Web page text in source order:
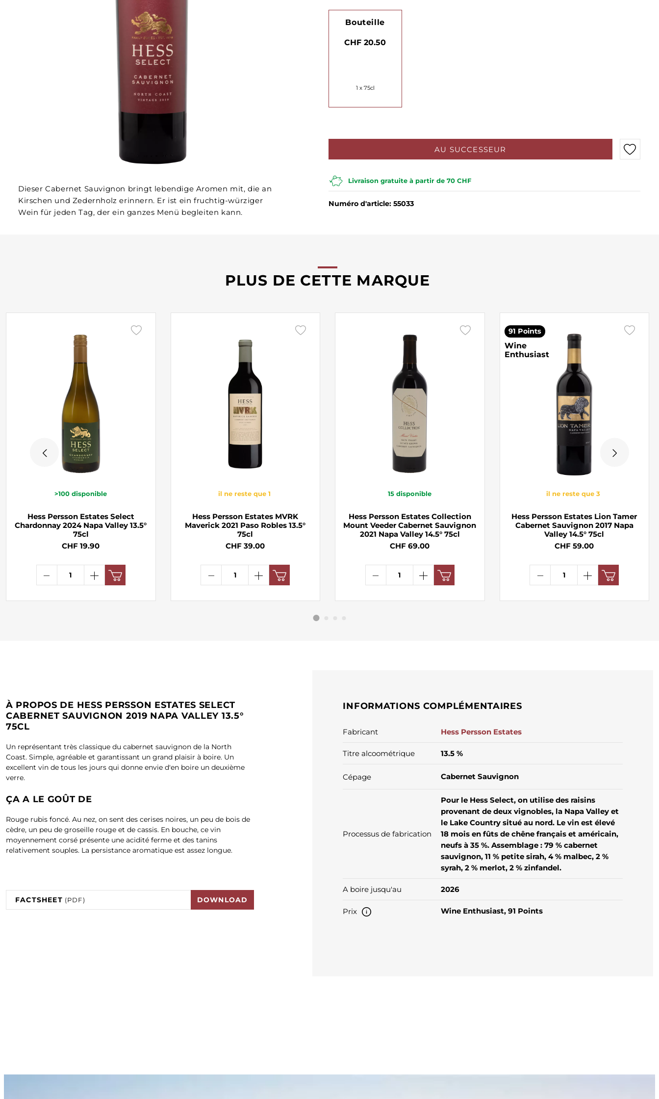
Dieser Cabernet Sauvignon bringt lebendige Aromen mit, die an
Kirschen und Zedernholz erinnern. Er ist ein fruchtig-würziger
Wein für jeden Tag, der ein ganzes Menü begleiten kann.
Bouteille
CHF 20.50
1 x 75cl
AU SUCCESSEUR
Livraison gratuite à partir de 70 CHF
Numéro d'article: 55033
PLUS DE CETTE MARQUE
>100 disponible
Hess Persson Estates Select
Chardonnay 2024 Napa Valley 13.5°
75cl
CHF 19.90
il ne reste que 1
Hess Persson Estates MVRK
Maverick 2021 Paso Robles 13.5°
75cl
CHF 39.00
15 disponible
Hess Persson Estates Collection
Mount Veeder Cabernet Sauvignon
2021 Napa Valley 14.5° 75cl
CHF 69.00
91 Points
Wine
Enthusiast
il ne reste que 3
Hess Persson Estates Lion Tamer
Cabernet Sauvignon 2017 Napa
Valley 14.5° 75cl
CHF 59.00
À PROPOS DE HESS PERSSON ESTATES SELECT
CABERNET SAUVIGNON 2019 NAPA VALLEY 13.5°
75CL
Un représentant très classique du cabernet sauvignon de la North
Coast. Simple, agréable et garantissant un grand plaisir à boire. Un
excellent vin de tous les jours qui donne envie d'en boire un deuxième
verre.
ÇA A LE GOÛT DE
Rouge rubis foncé. Au nez, on sent des cerises noires, un peu de bois de
cèdre, un peu de groseille rouge et de cassis. En bouche, ce vin
moyennement corsé présente une acidité ferme et des tanins
relativement souples. La persistance aromatique est assez longue.
FACTSHEET (PDF) DOWNLOAD
INFORMATIONS COMPLÉMENTAIRES
Fabricant Hess Persson Estates
Titre alcoométrique 13.5 %
Cépage Cabernet Sauvignon
Processus de fabrication
Pour le Hess Select, on utilise des raisins
provenant de deux vignobles, la Napa Valley et
le Lake Country situé au nord. Le vin est élevé
18 mois en fûts de chêne français et américain,
neufs à 35 %. Assemblage : 79 % cabernet
sauvignon, 11 % petite sirah, 4 % malbec, 2 %
syrah, 2 % merlot, 2 % zinfandel.
A boire jusqu'au 2026
Prix Wine Enthusiast, 91 Points